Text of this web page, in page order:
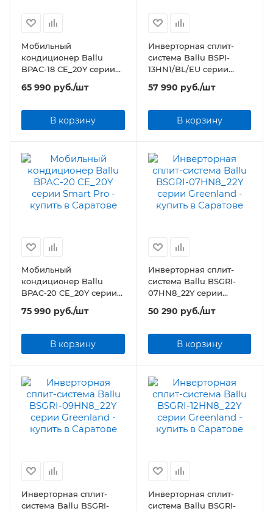
Мобильный
кондиционер Ballu
BPAC-18 CE_20Y серии
65 990 руб./шт
В корзину
Инверторная сплит-
система Ballu BSPI-
13HN1/BL/EU серии
Platinum DC Inverter
Black Editionr
57 990 руб./шт
В корзину
Мобильный
кондиционер Ballu
BPAC-20 CE_20Y серии
75 990 руб./шт
В корзину
Инверторная сплит-
система Ballu BSGRI-
07HN8_22Y серии
50 290 руб./шт
В корзину
Инверторная сплит-
система Ballu BSGRI-
Инверторная сплит-
система Ballu BSGRI-